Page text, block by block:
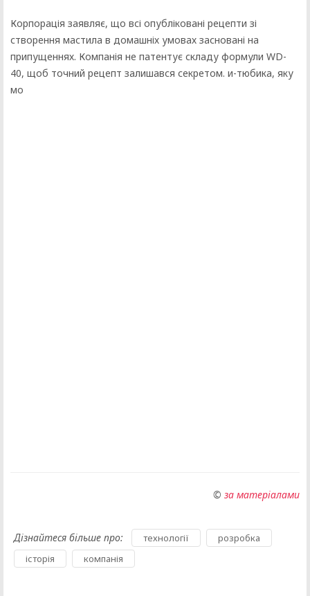
Корпорація заявляє, що всі опубліковані рецепти зі
створення мастила в домашніх умовах засновані на
припущеннях. Компанія не патентує складу формули WD-
40, щоб точний рецепт залишався секретом. и-тюбика, яку
мо
© за матеріалами
Дізнайтеся більше про: технології розробка
історія компанія